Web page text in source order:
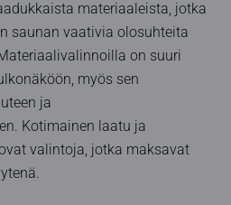
materiaaleista, jotka
saunan vaativia olosuhteita
on suuri
myös sen
ja
Kotimainen laatu ja
valintoja, jotka maksavat